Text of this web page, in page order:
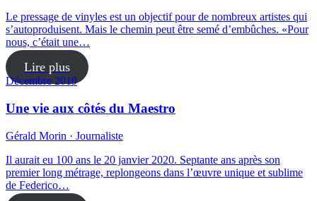
Le pressage de vinyles est un objectif pour de nombreux artistes qui
s’autoproduisent. Mais le chemin peut être semé d’embûches. «Pour
nous, c’était une…
Lire plus
Décembre 2019
Une vie aux côtés du Maestro
Gérald Morin · Journaliste
Il aurait eu 100 ans le 20 janvier 2020. Septante ans après son
premier long métrage, replongeons dans l’œuvre unique et sublime
de Federico…